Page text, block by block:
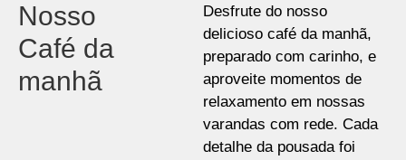
Nosso
Café da
manhã
Desfrute do nosso
delicioso café da manhã,
preparado com carinho, e
aproveite momentos de
relaxamento em nossas
varandas com rede. Cada
detalhe da pousada foi